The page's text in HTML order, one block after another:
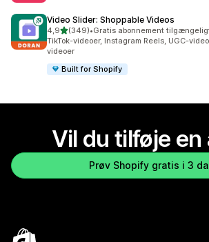
Video Slider: Shoppable Videos
4,9ud af 5 stjerner
(349)
349 anmeldelser i alt
•Gratis abonnement
TikTok-videoer, Instagram Reels, UGC-
videoer
Built for Shopify
Vil du tilføje en
Prøv Shopify gratis i 3